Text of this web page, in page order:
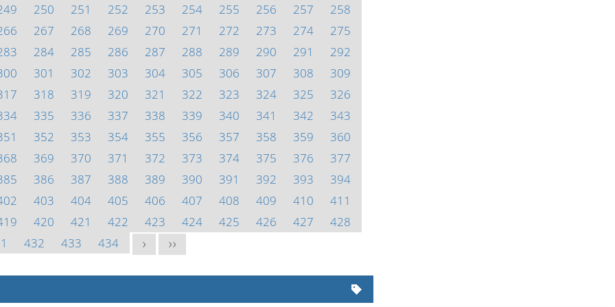
250 251 252 253 254 255 256 257
258
267 268 269 270 271 272 273 274
275
284 285 286 287 288 289 290 291
292
301 302 303 304 305 306 307 308
309
318 319 320 321 322 323 324 325
326
335 336 337 338 339 340 341 342
343
352 353 354 355 356 357 358 359
360
369 370 371 372 373 374 375 376
377
386 387 388 389 390 391 392 393
394
403 404 405 406 407 408 409 410
411
420 421 422 423 424 425 426 427
428
432 433 434 > >>